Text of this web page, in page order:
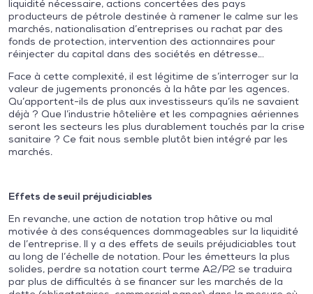
liquidité nécessaire, actions concertées des pays
producteurs de pétrole destinée à ramener le calme sur les
marchés, nationalisation d’entreprises ou rachat par des
fonds de protection, intervention des actionnaires pour
réinjecter du capital dans des sociétés en détresse…
Face à cette complexité, il est légitime de s’interroger sur la
valeur de jugements prononcés à la hâte par les agences.
Qu’apportent-ils de plus aux investisseurs qu’ils ne savaient
déjà ? Que l’industrie hôtelière et les compagnies aériennes
seront les secteurs les plus durablement touchés par la crise
sanitaire ? Ce fait nous semble plutôt bien intégré par les
marchés.
Effets de seuil préjudiciables
En revanche, une action de notation trop hâtive ou mal
motivée à des conséquences dommageables sur la liquidité
de l’entreprise. Il y a des effets de seuils préjudiciables tout
au long de l’échelle de notation. Pour les émetteurs la plus
solides, perdre sa notation court terme A2/P2 se traduira
par plus de difficultés à se financer sur les marchés de la